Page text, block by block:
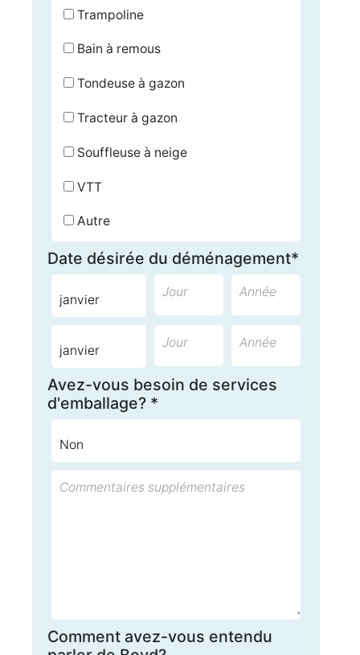
Trampoline
Bain à remous
Tondeuse à gazon
Tracteur à gazon
Souffleuse à neige
VTT
Autre
Date désirée du déménagement*
Jour Année
Jour Année
Avez-vous besoin de services
d'emballage? *
Commentaires supplémentaires
Comment avez-vous entendu